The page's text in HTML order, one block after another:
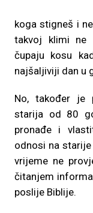
koga stigneš i
takvoj klimi ne
čupaju kosu
najšaljiviji dan u
No, također je
starija od 80
pronađe i
odnosi na
vrijeme ne
čitanjem
poslije Biblije.